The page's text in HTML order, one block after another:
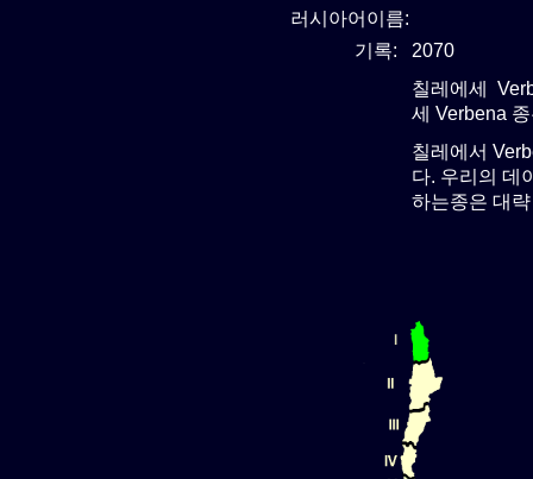
러시아어이름:
기록:
2070
칠레에세
세 Verbena
칠레에서
다. 우리의 데
하는종은 대